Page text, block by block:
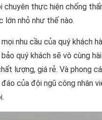
chuyên thực hiện chống
lớn nhỏ như thế nào.
nhu cầu của quý khách
quý khách sẽ vô cùng
lượng, giá rẻ. Và phong
của đội ngũ công nhân